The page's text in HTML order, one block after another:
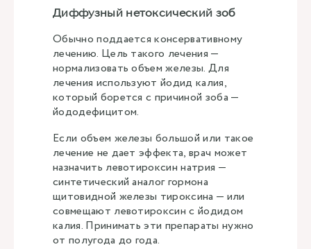
Диффузный нетоксический зоб
Обычно поддается консервативному
лечению. Цель такого лечения —
нормализовать объем железы. Для
лечения используют йодид калия,
который борется с причиной зоба —
йододефицитом.
Если объем железы большой или такое
лечение не дает эффекта, врач может
назначить левотироксин натрия —
синтетический аналог гормона
щитовидной железы тироксина — или
совмещают левотироксин с йодидом
калия. Принимать эти препараты нужно
от полугода до года.